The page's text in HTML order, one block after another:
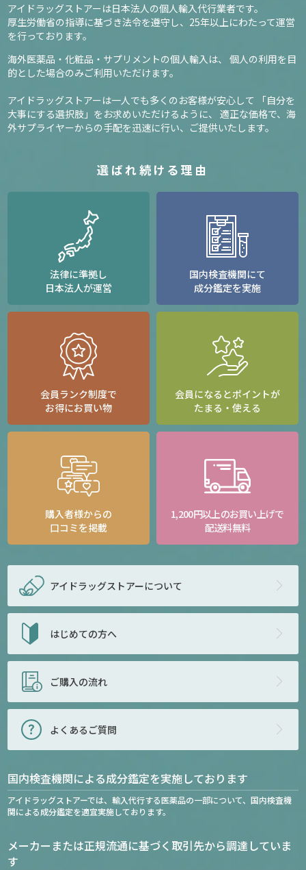
アイドラッグストアーは日本法人の個人輸入代行業者です。
厚生労働省の指導に基づき法令を遵守し、 25年以上にわたって運営
を行っております。
海外医薬品・化粧品・サプリメントの個人輸入は、
個人の利用を目
的とした場合のみご利用いただけます。
アイドラッグストアーは一人でも多くのお客様が安心して
「自分を
大事にする選択肢」をお求めいただけるように、
適正な価格で、海
外サプライヤーからの手配を迅速に行い、ご提供いたします。
選ばれ続ける理由
法律に準拠し
日本法人が運営
国内検査機関にて
成分鑑定を実施
会員ランク制度で
お得にお買い物
会員になるとポイントが
たまる・使える
購入者様からの
口コミを掲載
1,200円以上のお買い上げで
配送料無料
アイドラッグストアーについて
はじめての方へ
ご購入の流れ
よくあるご質問
国内検査機関による成分鑑定を実施しております
アイドラッグストアーでは、輸入代行する医薬品の一部について、国内検査機
関による成分鑑定を適宜実施しております。
メーカーまたは正規流通に基づく取引先から調達していま
す